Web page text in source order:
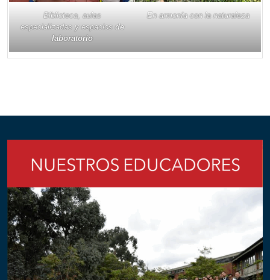
Biblioteca, aulas
especializadas y espaciosde
laboratorio
En armonía con la naturaleza